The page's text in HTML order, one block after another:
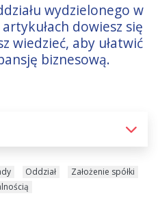
wydzielonego w
dowiesz się
wiedzieć, aby ułatwić
biznesową.
Oddział
Założenie spółki